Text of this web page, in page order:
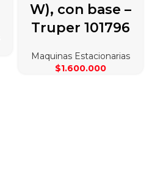
W), con base –
Truper 101796
Maquinas Estacionarias
$1.600.000